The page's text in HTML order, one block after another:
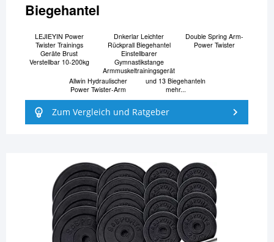
Biegehantel
LEJIEYIN Power
Twister Trainings
Geräte Brust
Verstellbar 10-200kg
Dnkerlar Leichter
Rückprall Biegehantel
Einstellbarer
Gymnastikstange
Armmuskeltrainingsgerät
Double Spring Arm-
Power Twister
Allwin Hydraulischer
Power Twister-Arm
und 13 Biegehanteln
mehr...
Zum Vergleich und Ratgeber